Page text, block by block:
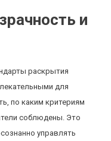
и
раскрытия
для
по каким критериям
соблюдены. Это
управлять